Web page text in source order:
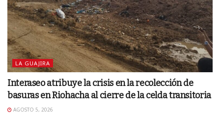
LA GUAJIRA
Interaseo atribuye la crisis en la recolección de
basuras en Riohacha al cierre de la celda transitoria
AGOSTO 5, 2026